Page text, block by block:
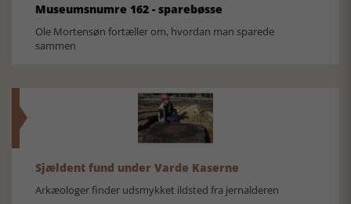
Museumsnumre 162 - sparebøsse
Ole Mortensøn fortæller om, hvordan man sparede
sammen
Sjældent fund under Varde Kaserne
Arkæologer finder udsmykket ildsted fra jernalderen